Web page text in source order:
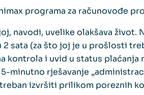
programa za računovođe
navodi, uvelike olakšava život.
2 sata (za što joj je u prošlosti
kontrola i uvid u status plaćanja
minutno rješavanje
izvršiti prilikom poreznih